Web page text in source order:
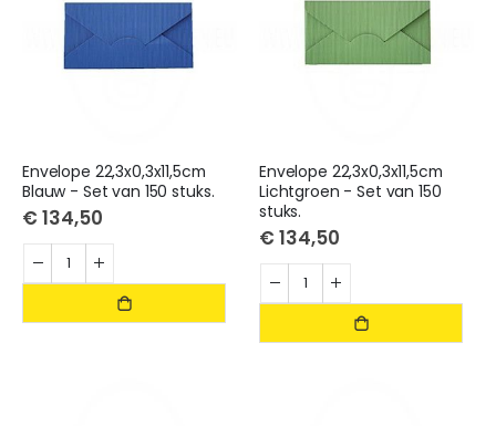
Envelope 22,3x0,3x11,5cm
Blauw - Set van 150 stuks.
€ 134,50
Envelope 22,3x0,3x11,5cm
Lichtgroen - Set van 150
stuks.
€ 134,50